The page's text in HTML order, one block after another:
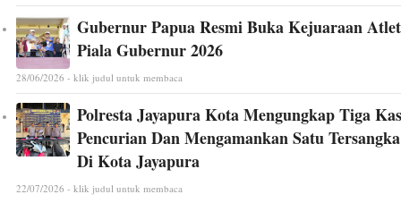
Gubernur Papua Resmi Buka Kejuaraan
Piala Gubernur 2026
28/06/2026 - klik judul untuk membaca
Polresta Jayapura Kota Mengungkap Tiga
Pencurian Dan Mengamankan Satu Tersangka
Di Kota Jayapura
22/07/2026 - klik judul untuk membaca